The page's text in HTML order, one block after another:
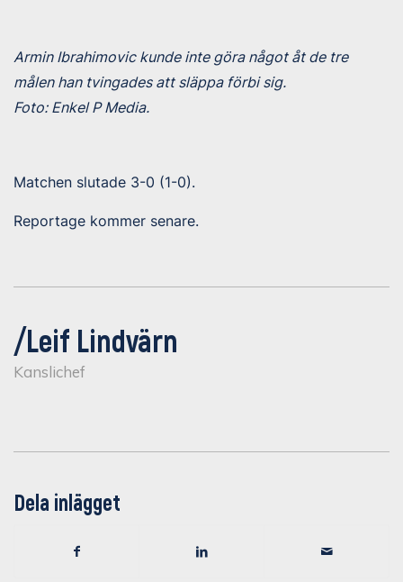
Armin Ibrahimovic kunde inte göra något åt de tre
målen han tvingades att släppa förbi sig.
Foto: Enkel P Media.
Matchen slutade 3-0 (1-0).
Reportage kommer senare.
/Leif Lindvärn
Kanslichef
Dela inlägget